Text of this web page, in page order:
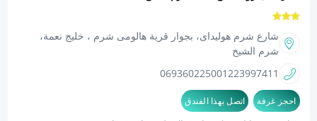
شارع شرم هوليداى، بجوار قرية هالومى شرم ، خليج نعمة،
شرم الشيخ
01223997411
0693602250
احجز غرفة اتصل بهذا الفندق